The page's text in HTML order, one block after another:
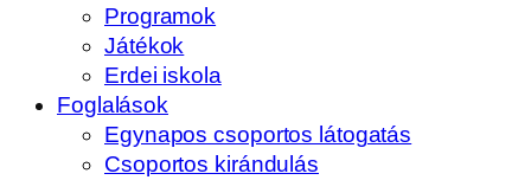
Programok
Játékok
Erdei iskola
Foglalások
Egynapos csoportos látogatás
Csoportos kirándulás